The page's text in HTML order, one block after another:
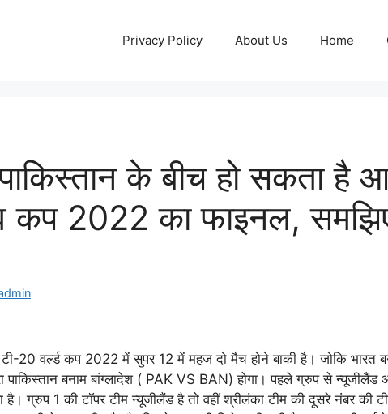
Privacy Policy About Us Home
के बीच हो सकता है
कप 2022 का फाइनल,
टी-20 वर्ल्ड कप 2022 में सुपर 12 में महज दो मैच होने बाकी है। जोकि भारत
बनाम बांग्लादेश ( PAK VS BAN) होगा। पहले ग्रुप से
है। ग्रुप 1 की टॉपर टीम न्यूजीलैंड है तो वहीं श्रीलंका टीम की दूसरे नंबर की